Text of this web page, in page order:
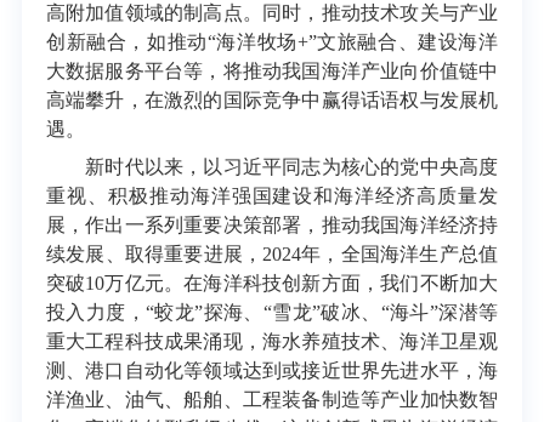
高附加值领域的制高点。同时，推动技术攻关与产业
创新融合，如推动“海洋牧场+”文旅融合、建设海洋
大数据服务平台等，将推动我国海洋产业向价值链中
高端攀升，在激烈的国际竞争中赢得话语权与发展机
遇。
新时代以来，以习近平同志为核心的党中央高度
重视、积极推动海洋强国建设和海洋经济高质量发
展，作出一系列重要决策部署，推动我国海洋经济持
续发展、取得重要进展，2024年，全国海洋生产总值
突破10万亿元。在海洋科技创新方面，我们不断加大
投入力度，“蛟龙”探海、“雪龙”破冰、“海斗”深潜等
重大工程科技成果涌现，海水养殖技术、海洋卫星观
测、港口自动化等领域达到或接近世界先进水平，海
洋渔业、油气、船舶、工程装备制造等产业加快数智